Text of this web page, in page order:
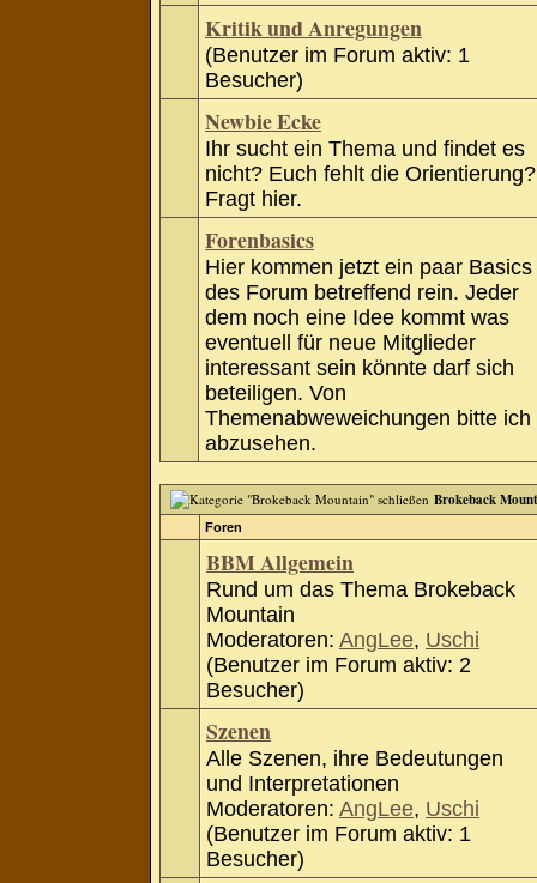
Kritik und Anregungen
(Benutzer im Forum aktiv: 1
Besucher)
Newbie Ecke
Ihr sucht ein Thema und findet es
nicht? Euch fehlt die Orientierung?
Fragt hier.
Forenbasics
Hier kommen jetzt ein paar Basics
des Forum betreffend rein. Jeder
dem noch eine Idee kommt was
eventuell für neue Mitglieder
interessant sein könnte darf sich
beteiligen. Von
Themenabweweichungen bitte ich
abzusehen.
Brokeback
Foren
BBM Allgemein
Rund um das Thema Brokeback
Mountain
Moderatoren: AngLee, Uschi
(Benutzer im Forum aktiv: 2
Besucher)
Szenen
Alle Szenen, ihre Bedeutungen
und Interpretationen
Moderatoren: AngLee, Uschi
(Benutzer im Forum aktiv: 1
Besucher)